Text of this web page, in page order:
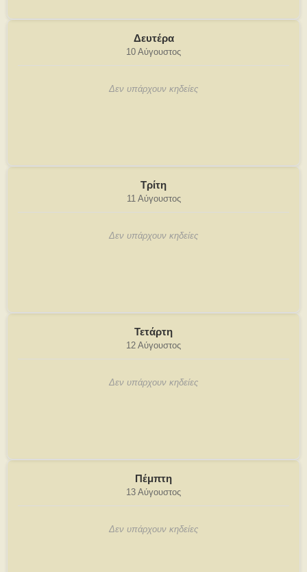
Δευτέρα
10 Αύγουστος
Δεν υπάρχουν κηδείες
Τρίτη
11 Αύγουστος
Δεν υπάρχουν κηδείες
Τετάρτη
12 Αύγουστος
Δεν υπάρχουν κηδείες
Πέμπτη
13 Αύγουστος
Δεν υπάρχουν κηδείες